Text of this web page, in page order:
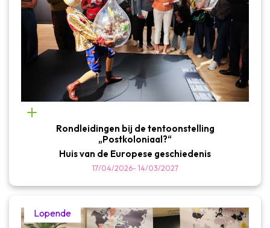
Rondleidingen bij de tentoonstelling
„Postkoloniaal?“
Huis van de Europese geschiedenis
17/04/2026- 14/03/2027
Lopende